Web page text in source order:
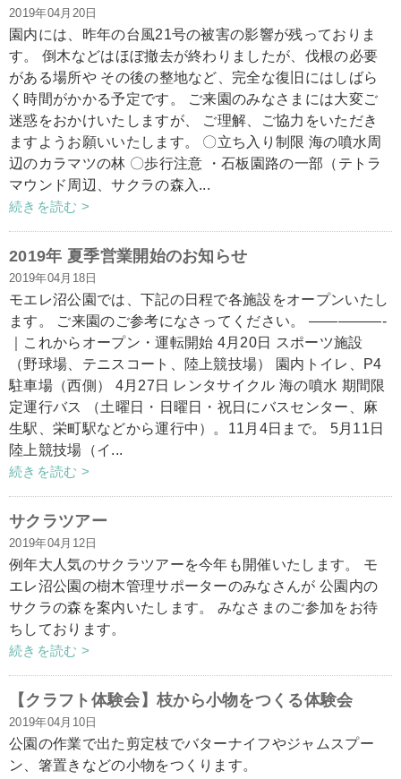
2019年04月20日
園内には、昨年の台風21号の被害の影響が残っておりま
す。 倒木などはほぼ撤去が終わりましたが、伐根の必要
がある場所や その後の整地など、完全な復旧にはしばら
く時間がかかる予定です。 ご来園のみなさまには大変ご
迷惑をおかけいたしますが、 ご理解、ご協力をいただき
ますようお願いいたします。 〇立ち入り制限 海の噴水周
辺のカラマツの林 〇歩行注意 ・石板園路の一部（テトラ
マウンド周辺、サクラの森入...
続きを読む >
2019年 夏季営業開始のお知らせ
2019年04月18日
モエレ沼公園では、下記の日程で各施設をオープンいたし
ます。 ご来園のご参考になさってください。 —————-
｜これからオープン・運転開始 4月20日 スポーツ施設
（野球場、テニスコート、陸上競技場） 園内トイレ、P4
駐車場（西側） 4月27日 レンタサイクル 海の噴水 期間限
定運行バス （土曜日・日曜日・祝日にバスセンター、麻
生駅、栄町駅などから運行中）。11月4日まで。 5月11日
陸上競技場（イ...
続きを読む >
サクラツアー
2019年04月12日
例年大人気のサクラツアーを今年も開催いたします。 モ
エレ沼公園の樹木管理サポーターのみなさんが 公園内の
サクラの森を案内いたします。 みなさまのご参加をお待
ちしております。
続きを読む >
【クラフト体験会】枝から小物をつくる体験会
2019年04月10日
公園の作業で出た剪定枝でバターナイフやジャムスプー
ン、箸置きなどの小物をつくります。